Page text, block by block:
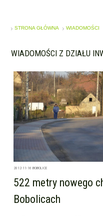
STRONA GŁÓWNA WIADOMOŚCI
WIADOMOŚCI Z DZIAŁU
2012-11-16 BOBOLICE
522 metry nowego
Bobolicach